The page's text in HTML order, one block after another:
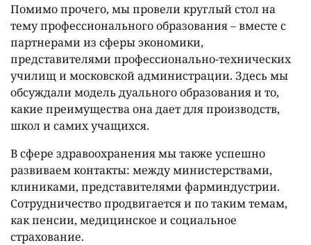
Помимо прочего, мы провели круглый стол на
тему профессионального образования – вместе с
партнерами из сферы экономики,
представителями профессионально-технических
училищ и московской администрации. Здесь мы
обсуждали модель дуального образования и то,
какие преимущества она дает для производств,
школ и самих учащихся.
В сфере здравоохранения мы также успешно
развиваем контакты: между министерствами,
клиниками, представителями фарминдустрии.
Сотрудничество продвигается и по таким темам,
как пенсии, медицинское и социальное
страхование.